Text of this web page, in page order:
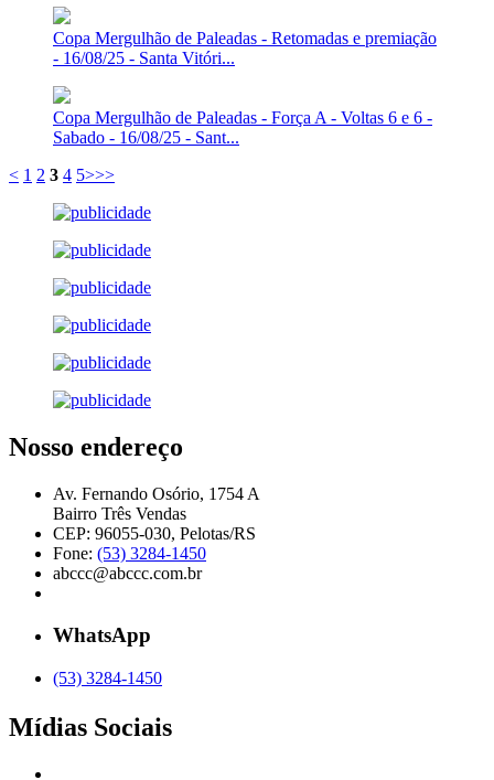
Copa Mergulhão de Paleadas - Retomadas e premiação
- 16/08/25 - Santa Vitóri...
Copa Mergulhão de Paleadas - Força A - Voltas 6 e 6 -
Sabado - 16/08/25 - Sant...
< 1 2 3 4 5>>>
Nosso endereço
Av. Fernando Osório, 1754 A
Bairro Três Vendas
CEP: 96055-030, Pelotas/RS
Fone: (53) 3284-1450
abccc@abccc.com.br
WhatsApp
(53) 3284-1450
Mídias Sociais